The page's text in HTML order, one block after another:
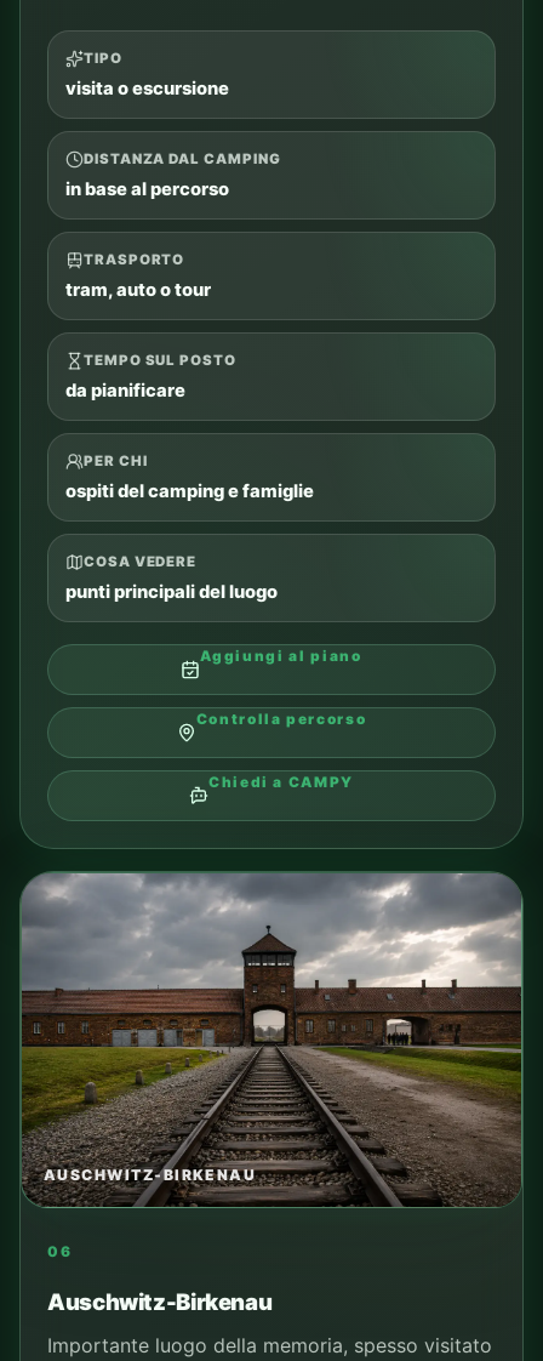
TIPO
visita o escursione
DISTANZA DAL CAMPING
in base al percorso
TRASPORTO
tram, auto o tour
TEMPO SUL POSTO
da pianificare
PER CHI
ospiti del camping e famiglie
COSA VEDERE
punti principali del luogo
Aggiungi al piano
Controlla percorso
Chiedi a CAMPY
AUSCHWITZ-BIRKENAU
06
Auschwitz-Birkenau
Importante luogo della memoria, spesso visitato